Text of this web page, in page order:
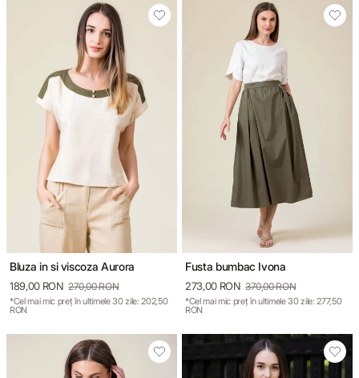
Bluza in si viscoza Aurora
189,00 RON 270,00 RON
*Cel mai mic preț în ultimele 30 zile: 202,50
RON
Fusta bumbac Ivona
273,00 RON 370,00 RON
*Cel mai mic preț în ultimele 30 zile: 277,50
RON